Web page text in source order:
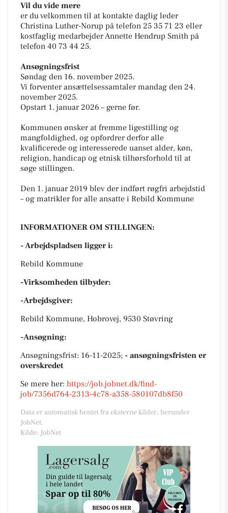
Vil du vide mere
er du velkommen til at kontakte daglig leder
Christina Luther-Norup på telefon 25 35 71 23 eller
kostfaglig medarbejder Annette Hendrup Smith på
telefon 40 73 44 25.
Ansøgningsfrist
Søndag den 16. november 2025.
Vi forventer ansættelsessamtaler mandag den 24.
november 2025.
Opstart 1. januar 2026 – gerne før.
Kommunen ønsker at fremme ligestilling og
mangfoldighed, og opfordrer derfor alle
kvalificerede og interesserede uanset alder, køn,
religion, handicap og etnisk tilhørsforhold til at
søge stillingen.
Den 1. januar 2019 blev der indført røgfri arbejdstid
– og matrikler for alle ansatte i Rebild Kommune
INFORMATIONER OM STILLINGEN:
- Arbejdspladsen ligger i:
Rebild Kommune
-Virksomheden tilbyder:
-Arbejdsgiver:
Rebild Kommune, Hobrovej, 9530 Støvring
-Ansøgning:
Ansøgningsfrist: 16-11-2025; - ansøgningsfristen er
overskredet
Se mere her: https://job.jobnet.dk/find-
job/7356d764-2313-4c78-a358-580107db8f50
Data er automatisk hentet fra eksterne kilder, herunder
JobNet.
Kilde: JobNet